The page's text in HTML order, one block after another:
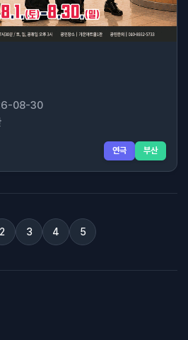
08-30
연극 부산
2 3 4 5